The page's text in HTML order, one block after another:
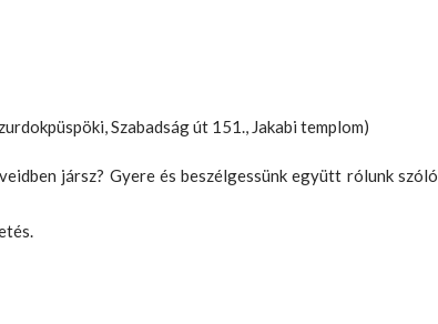
Szabadság út 151., Jakabi templom)
jársz? Gyere és beszélgessünk együtt rólunk szóló,